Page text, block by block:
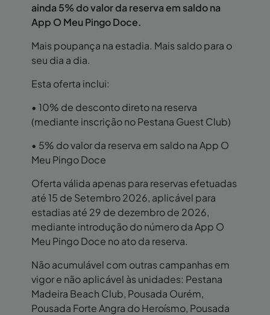
ainda 5% do valor da reserva em saldo na
App O Meu Pingo Doce.
Mais poupança na estadia. Mais saldo para o
seu dia a dia.
Esta oferta inclui:
• 10% de desconto direto na reserva
(mediante inscrição no Pestana Guest Club)
• 5% do valor da reserva em saldo na App O
Meu Pingo Doce
Oferta válida apenas para reservas efetuadas
até 15 de Setembro 2026, aplicável para
estadias até 29 de dezembro de 2026,
mediante introdução do número da App O
Meu Pingo Doce no ato da reserva.
Não acumulável com outras campanhas em
vigor e não aplicável às unidades: Pestana
Madeira Beach Club, Pousada Ourém,
Pousada Forte Angra do Heroísmo, Pousada